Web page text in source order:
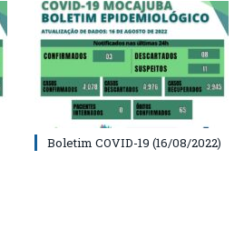
Boletim COVID-19 (16/08/2022)